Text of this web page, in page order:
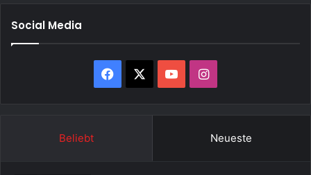
Social Media
Facebook YouTubeInstagram
Beliebt Neueste